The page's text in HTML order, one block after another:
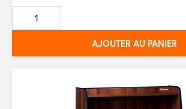
de
base
AJOUTER AU PANIER